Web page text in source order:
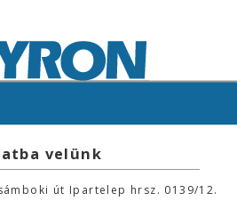
velünk
út Ipartelep hrsz. 0139/12.